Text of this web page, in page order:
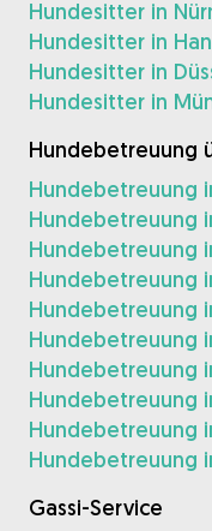
Hundesitter in
Hundesitter in
Hundesitter in
Hundesitter in
Hundebetreuung
Hundebetreuung
Hundebetreuung
Hundebetreuung
Hundebetreuung
Hundebetreuung
Hundebetreuung
Hundebetreuung
Hundebetreuung
Hundebetreuung
Hundebetreuung
Gassi-Service